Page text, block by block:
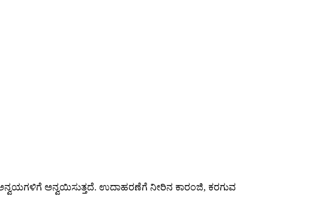
ಅನ್ವಯಿಸುತ್ತದೆ. ಉದಾಹರಣೆಗೆ ನೀರಿನ ಕಾರಂಜಿ, ಕರಗುವ